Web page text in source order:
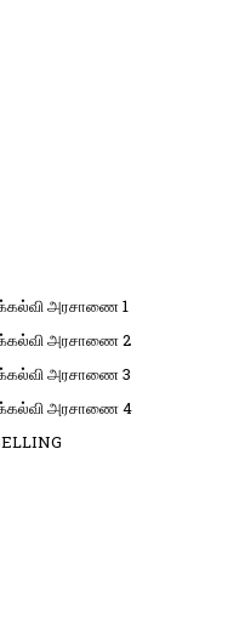
அரசாணை 1
அரசாணை 2
அரசாணை 3
அரசாணை 4